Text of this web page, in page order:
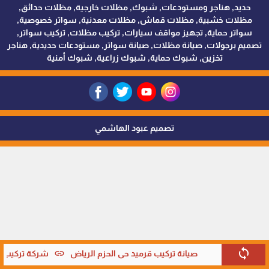
sync صيانة تركيب قرميد حي الحزم الرياض link شركة تركيب
حديد, هناجر ومستودعات, شبوك, مظلات خارجية, مظلات حدائق,
مظلات خشبية, مظلات قماش, مظلات معدنية, سواتر خصوصية,
سواتر حماية, تجهيز مواقف سيارات, تركيب مظلات, تركيب سواتر,
تصميم برجولات, صيانة مظلات, صيانة سواتر, مستودعات حديدية, هناجر
تخزين, شبوك حماية, شبوك زراعية, شبوك أمنية
تصميم عبود الهاشمي